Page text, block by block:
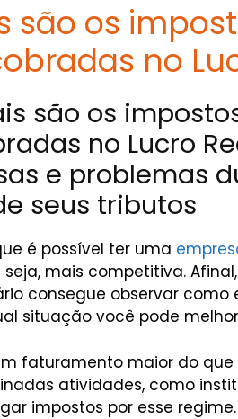
são os
no
são os
no Lucro
e problemas
seus tributos
é possível ter uma
mais competitiva.
consegue observar como
situação você pode
faturamento maior do que
atividades, como
impostos por esse regime.